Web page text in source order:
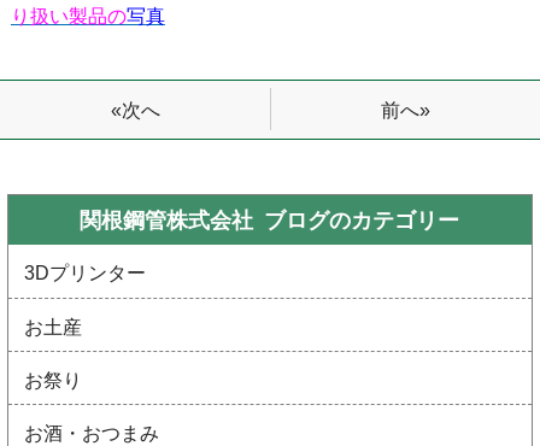
り扱い製品の写真
«次へ 前へ»
関根鋼管株式会社 ブログのカテゴリー
3Dプリンター
お土産
お祭り
お酒・おつまみ